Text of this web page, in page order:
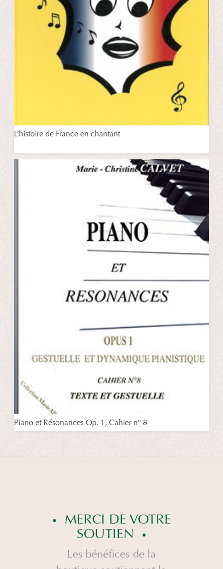
L’histoire de France en chantant
Piano et Résonances Op. 1, Cahier n° 8
MERCI DE VOTRE
SOUTIEN
Les bénéfices de la